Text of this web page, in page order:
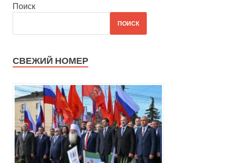
Поиск
ПОИСК
СВЕЖИЙ НОМЕР